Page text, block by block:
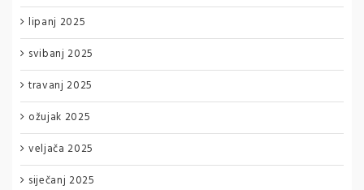
lipanj 2025
svibanj 2025
travanj 2025
ožujak 2025
veljača 2025
siječanj 2025